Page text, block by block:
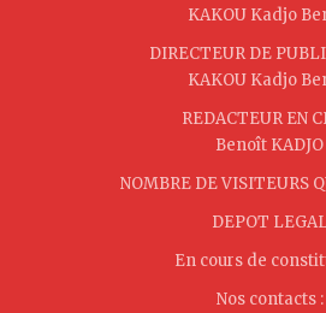
KAKOU Kadjo
DIRECTEUR DE
KAKOU Kadjo
REDACTEUR EN
Benoît KADJO
NOMBRE DE VISITEURS
DEPOT
En cours de
Nos contacts :